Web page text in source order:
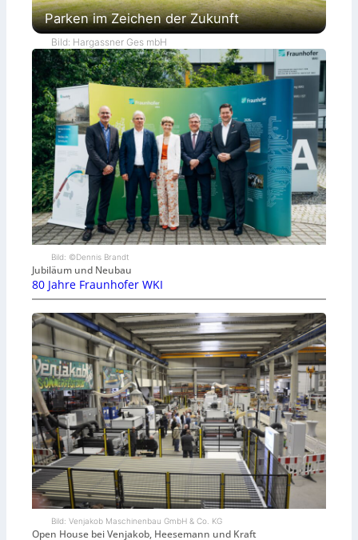
Parken im Zeichen der Zukunft
Bild: Hargassner Ges mbH
Bild: ©Dennis Brandt
Jubiläum und Neubau
80 Jahre Fraunhofer WKI
Bild: Venjakob Maschinenbau GmbH & Co. KG
Open House bei Venjakob, Heesemann und Kraft